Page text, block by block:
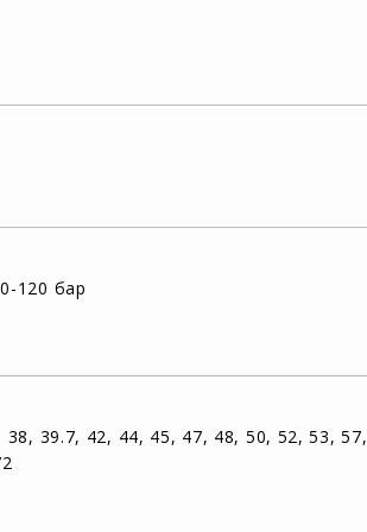
120 бар
38, 39.7, 42, 44, 45, 47, 48, 50, 52, 53, 57,